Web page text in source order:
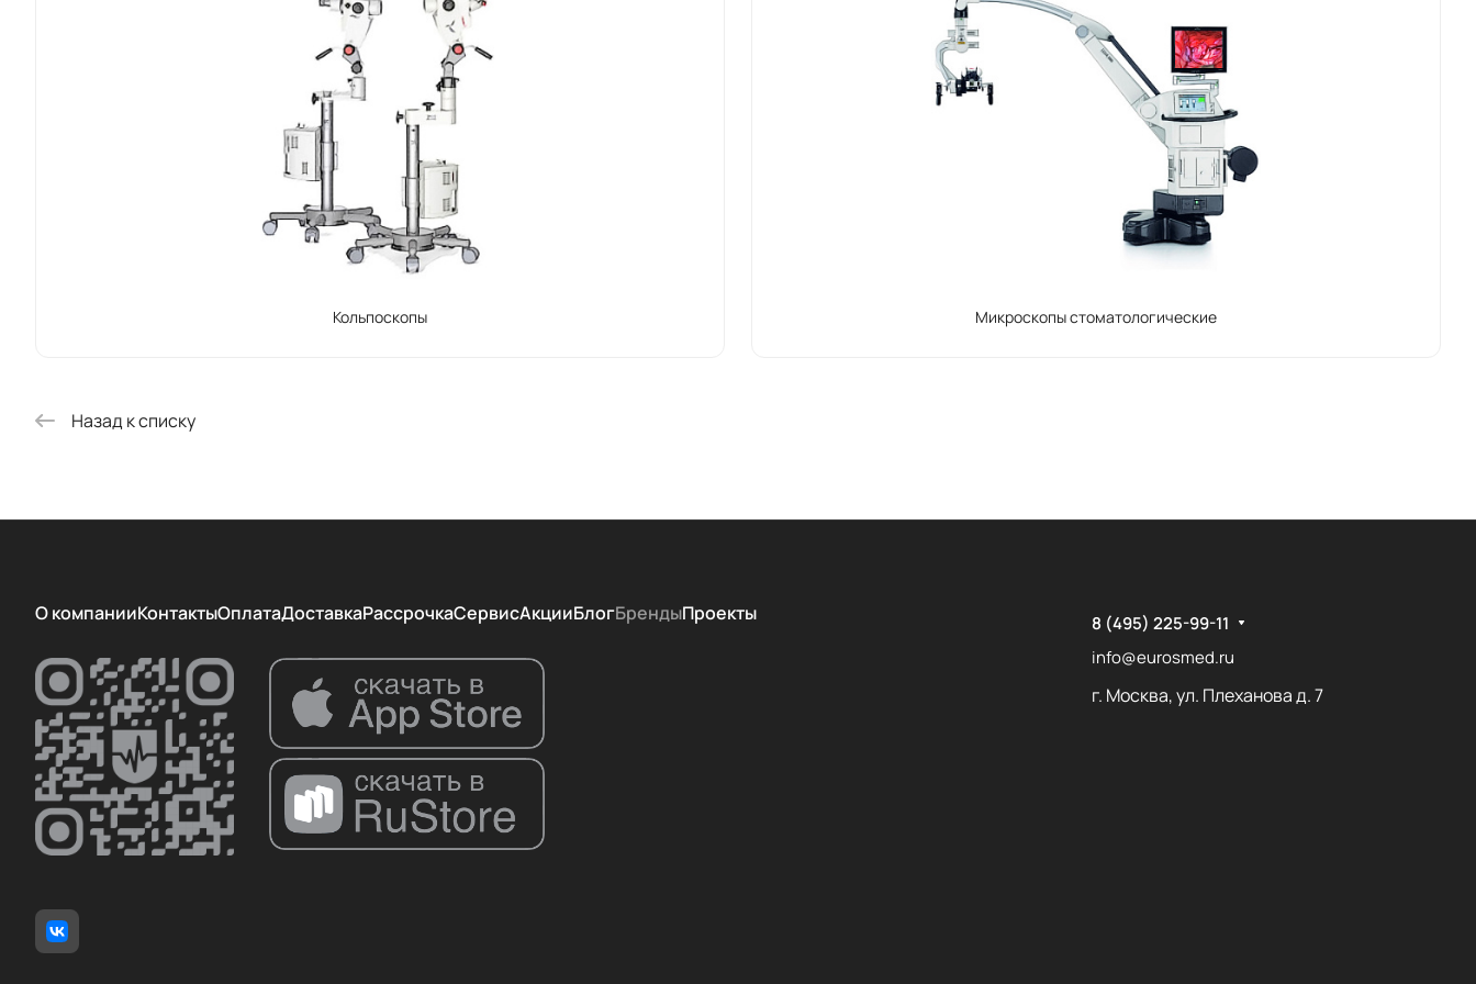
которые обеспечивают увеличение и улучшение видимости, что особенно важно для сложных хирургических операций.
Компания Karl Kaps также известна своими инновационными электронными приборами, которые обеспечивают точность
и надежность во время медицинских процедур. Их аппараты и системы предлагают передовые функции, такие как
цифровая обработка изображений, автоматическая фокусировка и регулировка освещения, что значительно улучшает
результаты и удобство работы медицинского персонала.
Бренд Karl Kaps стремится к постоянному развитию и совершенствованию своих продуктов. Компания активно внедряет
новейшие технологии и инновации, чтобы удовлетворить потребности клиентов и оставаться на передовой позиции в
отрасли. Все изделия проходят строгий контрольачества, чтобы гарантировать безопасность и надежность в
Кольпоскопы Микроскопы стоматологические
Назад к списку
О компанииКонтактыОплатаДоставкаРассрочкаСервисАкцииБлогБрендыПроекты
8 (495) 225-99-11
info@eurosmed.ru
г. Москва, ул. Плеханова д. 7